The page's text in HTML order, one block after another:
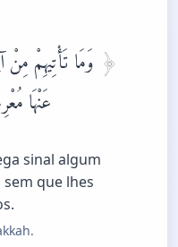
وَمَا تَأْتِيهِمْ
عَنْهَا
sinal algum
sem que lhes